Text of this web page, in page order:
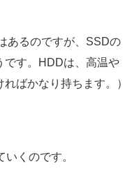
あるのですが、SSDの
です。HDDは、高温や
ばかなり持ちます。）
くのです。